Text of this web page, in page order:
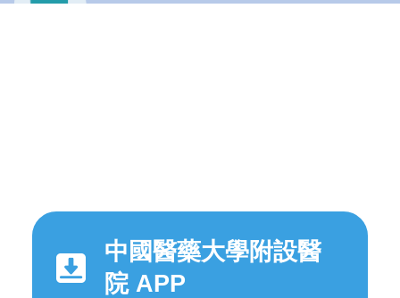
中國醫藥大學附設醫
院 APP